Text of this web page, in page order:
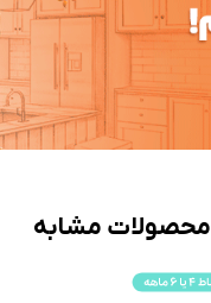
محصولات مشابه